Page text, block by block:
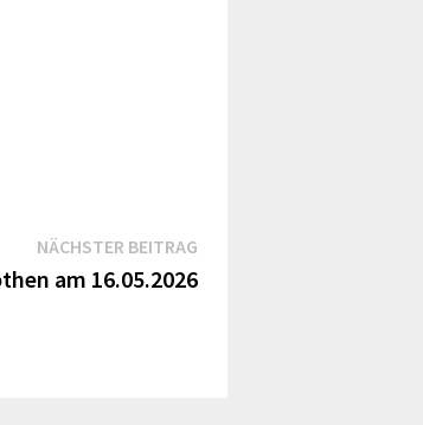
NÄCHSTER BEITRAGNächster
Beitrag:
am 16.05.2026